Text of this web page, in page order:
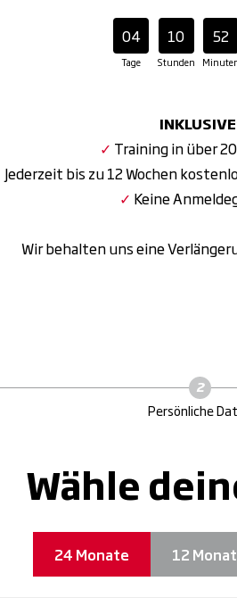
04
Tage
10
Stunden
52
✓ Training in über
Jederzeit bis zu 12 Wochen
✓ Keine
Wir behalten uns eine
Persönliche
Wähle
24 Monate 12